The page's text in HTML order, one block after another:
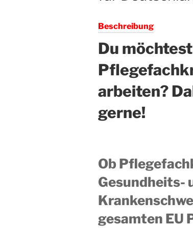
Beschreibung
Du
arbeiten?
gerne!
Ob
Gesundheits-
gesamten EU